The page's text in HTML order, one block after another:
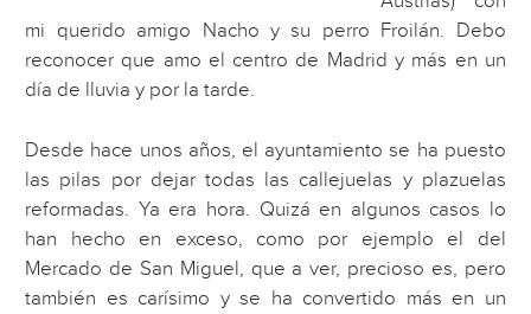
mi querido amigo Nacho y su perro Froilán. Debo
reconocer que amo el centro de Madrid y más en un
día de lluvia y por la tarde.
Desde hace unos años, el ayuntamiento se ha puesto
las pilas por dejar todas las callejuelas y plazuelas
reformadas. Ya era hora. Quizá en algunos casos lo
han hecho en exceso, como por ejemplo el del
Mercado de San Miguel, que a ver, precioso es, pero
también es carísimo y se ha convertido más en un